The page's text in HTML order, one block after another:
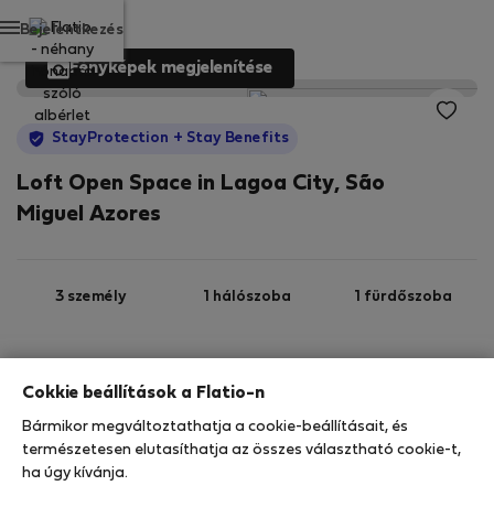
Bejelentkezés
Fényképek megjelenítése
StayProtection + Stay Benefits
Loft Open Space in Lagoa City, São
Miguel Azores
3 személy 1 hálószoba 1 fürdőszoba
StayProtection Stay Benefits
Az Ön tartózkodását ebben az ingatlanban a
Cokkie beállítások a Flatio-n
Bármikor megváltoztathatja a cookie-beállításait, és
természetesen elutasíthatja az összes választható cookie-t,
ha úgy kívánja.